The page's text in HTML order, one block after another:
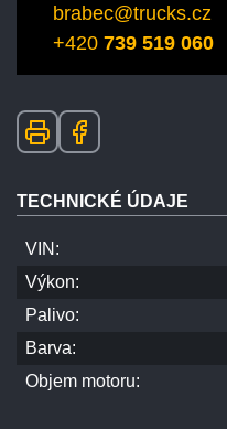
brabec@trucks.cz
+420739 519 060
TECHNICKÉ ÚDAJE
VIN:
Výkon:
Palivo:
Barva:
Objem motoru: